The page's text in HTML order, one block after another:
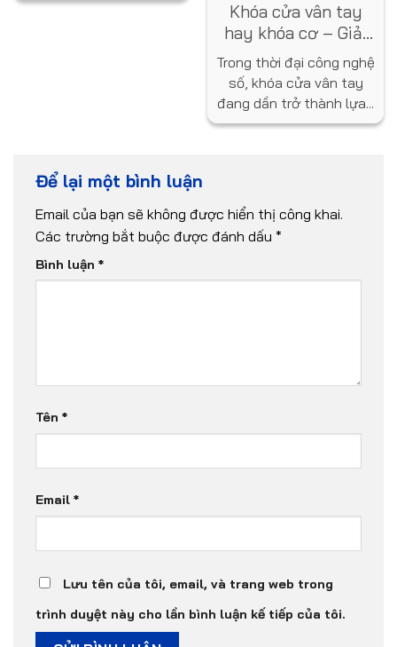
Khóa cửa vân tay
hay khóa cơ – Giải
pháp nào tốt hơn
cho ngôi nhà bạn?
Trong thời đại công nghệ
số, khóa cửa vân tay
đang dần trở thành lựa...
Để lại một bình luận
Email của bạn sẽ không được hiển thị công khai.
Các trường bắt buộc được đánh dấu *
Bình luận *
Tên *
Email *
Lưu tên của tôi, email, và trang web trong
trình duyệt này cho lần bình luận kế tiếp của tôi.